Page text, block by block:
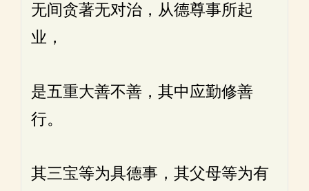
无间贪著无对治，从德尊事所起
业，
是五重大善不善，其中应勤修善
行。
其三宝等为具德事，其父母等为有